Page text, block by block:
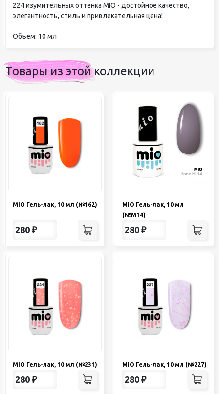
224 изумительных оттенка MIO - достойное качество,
элегантность, стиль и привлекательная цена!
Объем: 10 мл
Товары из этой коллекции
MIO Гель-лак, 10 мл (№162)
280 ₽
MIO Гель-лак, 10 мл
(№М14)
280 ₽
MIO Гель-лак, 10 мл (№231)
280 ₽
MIO Гель-лак, 10 мл (№227)
280 ₽